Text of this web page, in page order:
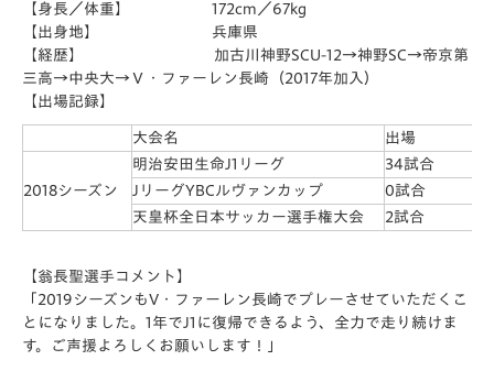
【身長／体重】 172cm／67kg
【出身地】 兵庫県
【経歴】 加古川神野SCU-12→神野SC→帝京第
三高→中央大→Ｖ・ファーレン長崎（2017年加入）
【出場記録】
大会名 出場
2018シーズン
明治安田生命J1リーグ
34試合
JリーグYBCルヴァンカップ
0試合
天皇杯全日本サッカー選手権大会
2試合
【翁長聖選手コメント】
「2019シーズンもV・ ファーレン長崎でプレーさせていただくこ
とになりました。1年でJ1に復帰できるよう、全力で走り続けま
す。
ご声援よろしくお願いします！」